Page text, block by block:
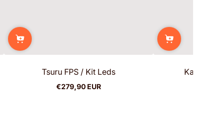
Tsuru FPS / Kit Leds
Prix
€279,90 EUR